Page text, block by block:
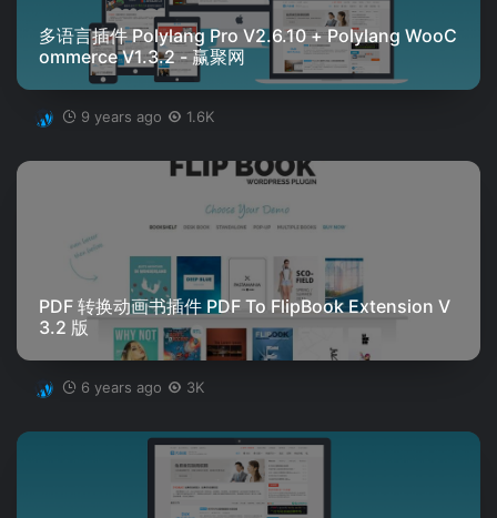
多语言插件 Polylang Pro V2.6.10 + Polylang WooC
ommerce V1.3.2 - 赢聚网
9 years ago 1.6K
PDF 转换动画书插件 PDF To FlipBook Extension V
3.2 版
6 years ago 3K